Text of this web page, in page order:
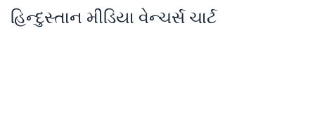
હિન્દુસ્તાન મીડિયા વેન્ચર્સ ચાર્ટ